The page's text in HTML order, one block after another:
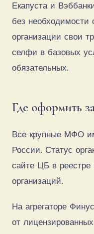
Екапуста и
без необходимости
организации свои
селфи в базовых
обязательных.
Где оформить
Все крупные МФО
России. Статус
сайте ЦБ в
организаций.
На агрегаторе
от